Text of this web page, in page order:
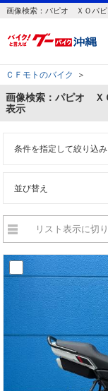
画像検索：パピオ ＸＯパピ
ＣＦモトのバイク ＞
画像検索：パピオ Ｘ
表示
条件を指定して絞り込み
並び替え
リスト表示に切